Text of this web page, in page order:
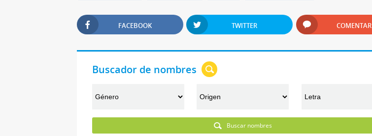
FACEBOOK TWITTER COMENTAR
Buscador de nombres
Buscar nombres